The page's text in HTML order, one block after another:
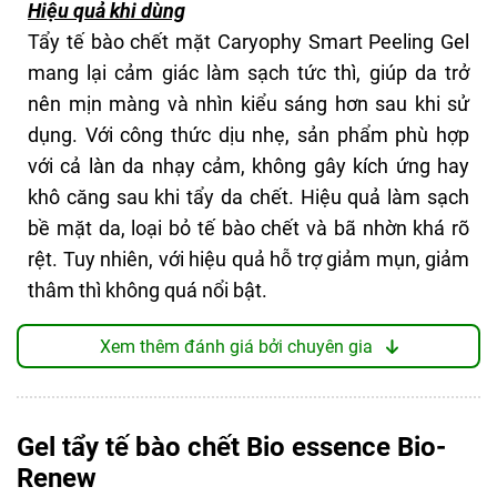
8/10
chết tạo ra các hạt vón nhẹ, dễ dàng rửa sạch mà
không gây cảm giác nhờn rít. Sản phẩm không có
mùi hóa học, mang lại cảm giác dễ chịu khi sử
dụng. Sau khi dùng, da sẽ có cảm giác bị khô,
căng, khá khó chịu.
ĐIỂM TỐT
Tẩy tế bào chết nhẹ nhàng
Công thức lành tính, an toàn
Thành phần bổ sung dưỡng chất
Không gây kích ứng, không làm tổn thương bề
THIẾU SÓT
Tẩy xong hơi khô da nhẹ
Hiệu quả khi dùng
Tẩy tế bào chết mặt Caryophy Smart Peeling Gel
mang lại cảm giác làm sạch tức thì, giúp da trở
nên mịn màng và nhìn kiểu sáng hơn sau khi sử
dụng. Với công thức dịu nhẹ, sản phẩm phù hợp
với cả làn da nhạy cảm, không gây kích ứng hay
khô căng sau khi tẩy da chết. Hiệu quả làm sạch
bề mặt da, loại bỏ tế bào chết và bã nhờn khá rõ
rệt. Tuy nhiên, với hiệu quả hỗ trợ giảm mụn, giảm
thâm thì không quá nổi bật.
Thành phần chính nổi bật
Rau má: Có tác dụng làm dịu da, hỗ trợ giảm
viêm, làm mờ thâm mụn, và cải thiện độ sáng da.
Rau sam: Chứa nhiều vitamin E, C, và chất
chống oxy hóa, giúp dưỡng ẩm và làm dịu da,
Xem thêm đánh giá bởi chuyên gia
Gel tẩy tế bào chết Bio essence Bio-
Renew